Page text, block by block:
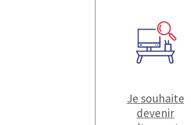
Je souhaite
devenir